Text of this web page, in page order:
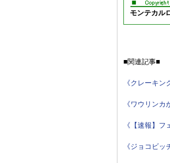
モンテカル
■関連記事■
《クレーキ
《ワウリン
《【速報】
《ジョコビ